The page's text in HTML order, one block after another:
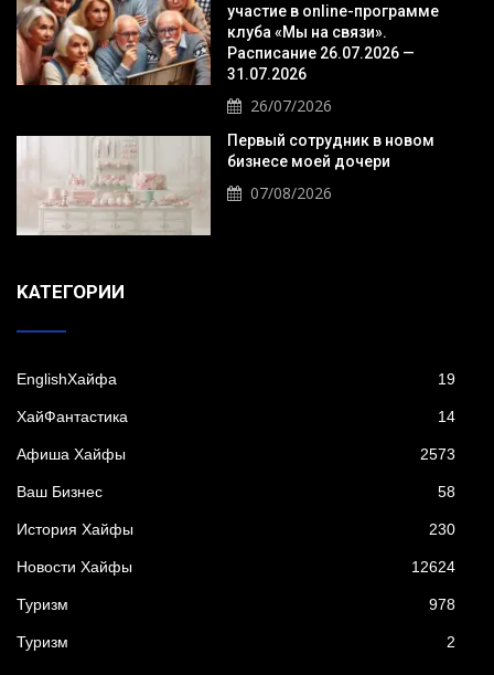
участие в online-программе
клуба «Мы на связи».
Расписание 26.07.2026 —
31.07.2026
26/07/2026
Первый сотрудник в новом
бизнесе моей дочери
07/08/2026
KАТЕГОРИИ
EnglishХайфа 19
XайФантастика 14
Афиша Хайфы 2573
Ваш Бизнес 58
История Хайфы 230
Новости Хайфы 12624
Туризм 978
Туризм 2